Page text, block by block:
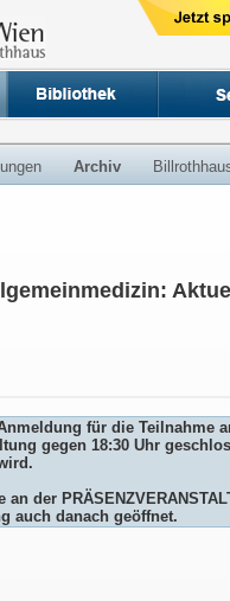
Archiv
für die Teilnahme
gegen 18:30 Uhr
der
auch danach geöffnet.